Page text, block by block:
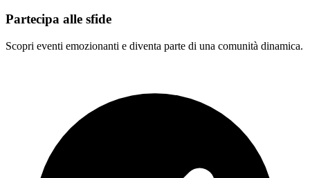
Partecipa alle sfide
Scopri eventi emozionanti e diventa parte di una comunità dinamica.